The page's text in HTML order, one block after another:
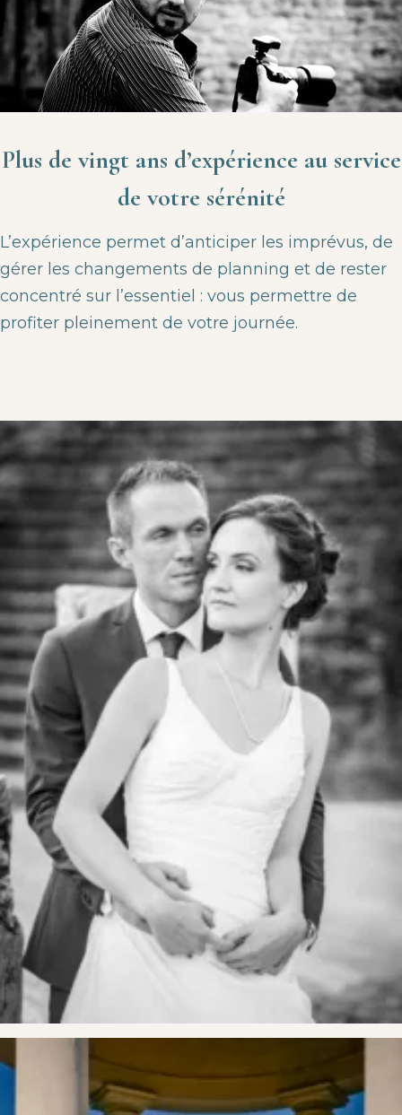
Plus de vingt ans d’expérience au service
de votre sérénité
L’expérience permet d’anticiper les imprévus, de
gérer les changements de planning et de rester
concentré sur l’essentiel : vous permettre de
profiter pleinement de votre journée.